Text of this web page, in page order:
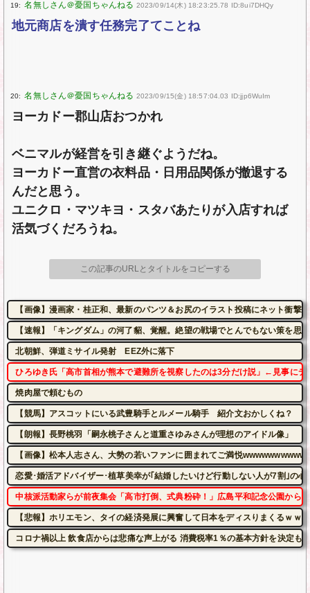
19: 2023/09/14(木) 18:23:25.78 ID:8ui7DHQy
地元商店を潰す任務完了てことね
20: 2023/09/15(金) 18:57:04.03 ID:jjp6WuIm
ヨーカドー郡山店おつかれ
ベニマルが経営を引き継ぐようだね。
ヨーカドー直営の衣料品・日用品関係が撤退する
んだと思う。
ユニクロ・マツキヨ・スタバあたりが入店すれば
活気づくだろうね。
この記事のURLとタイトルをコピーする
【画像】漫画家・桂正和、最新のパンツ＆お尻のイラスト投稿にネット衝撃
【速報】「キングダム」の河了貂、覚醒。絶望の戦場でとんでもない策を思
北朝鮮、弾道ミサイル発射 EEZ外に落下
ひろゆき氏「高市首相が熊本で避難所を視察したのは3分だけ説」←見事にデ
焼肉屋で頼むもの
【競馬】アスコットにいる武豊騎手とルメール騎手 紹介文おかしくね？
【朗報】長野桃羽「嗣永桃子さんと道重さゆみさんが理想のアイドル像」
【画像】松本人志さん、大勢の若いファンに囲まれてご満悦
恋愛･婚活アドバイザー･植草美幸が｢結婚したいけど行動しない人が7割｣の
中核派活動家らが前夜集会「高市打倒、式典粉砕！」広島平和記念公園から
【悲報】ホリエモン、タイの経済発展に興奮して日本をディスりまくるｗｗ
コロナ禍以上 飲食店からは悲痛な声上がる 消費税率1％の基本方針を決定も